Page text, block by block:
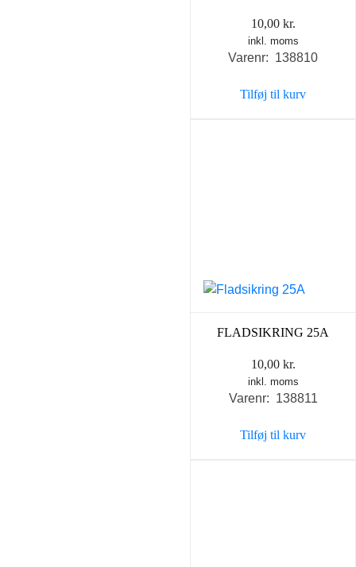
10,00 kr.
inkl. moms
Varenr: 138810
Tilføj til kurv
FLADSIKRING 25A
10,00 kr.
inkl. moms
Varenr: 138811
Tilføj til kurv